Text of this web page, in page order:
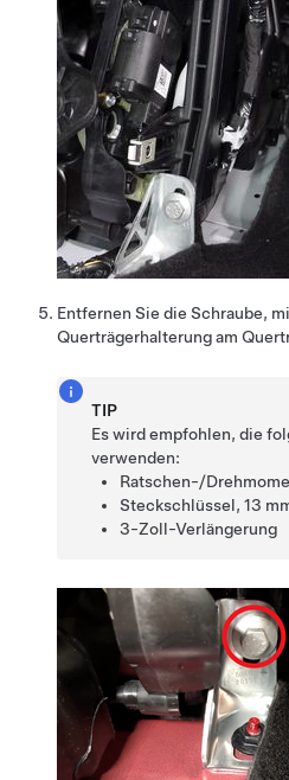
Entfernen Sie die Schraube,
Querträgerhalterung am
TIP
Es wird empfohlen, die
verwenden:
Ratschen-/
Steckschlüssel, 13
3-Zoll-Verlängerung